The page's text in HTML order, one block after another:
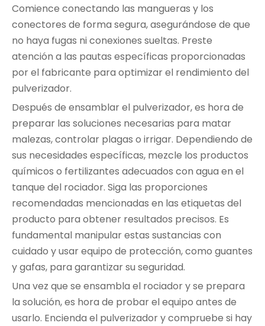
Comience conectando las mangueras y los
conectores de forma segura, asegurándose de que
no haya fugas ni conexiones sueltas. Preste
atención a las pautas específicas proporcionadas
por el fabricante para optimizar el rendimiento del
pulverizador.
Después de ensamblar el pulverizador, es hora de
preparar las soluciones necesarias para matar
malezas, controlar plagas o irrigar. Dependiendo de
sus necesidades específicas, mezcle los productos
químicos o fertilizantes adecuados con agua en el
tanque del rociador. Siga las proporciones
recomendadas mencionadas en las etiquetas del
producto para obtener resultados precisos. Es
fundamental manipular estas sustancias con
cuidado y usar equipo de protección, como guantes
y gafas, para garantizar su seguridad.
Una vez que se ensambla el rociador y se prepara
la solución, es hora de probar el equipo antes de
usarlo. Encienda el pulverizador y compruebe si hay